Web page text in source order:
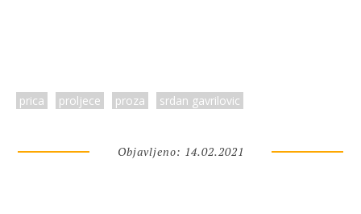
prica proljece proza srdan gavrilovic
Objavljeno: 14.02.2021